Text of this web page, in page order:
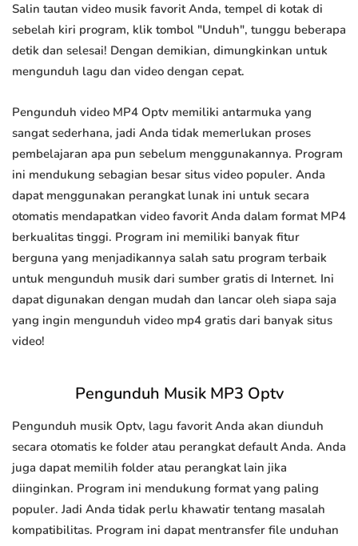
Salin tautan video musik favorit Anda, tempel di kotak di
sebelah kiri program, klik tombol "Unduh", tunggu beberapa
detik dan selesai! Dengan demikian, dimungkinkan untuk
mengunduh lagu dan video dengan cepat.
Pengunduh video MP4 Optv memiliki antarmuka yang
sangat sederhana, jadi Anda tidak memerlukan proses
pembelajaran apa pun sebelum menggunakannya. Program
ini mendukung sebagian besar situs video populer. Anda
dapat menggunakan perangkat lunak ini untuk secara
otomatis mendapatkan video favorit Anda dalam format MP4
berkualitas tinggi. Program ini memiliki banyak fitur
berguna yang menjadikannya salah satu program terbaik
untuk mengunduh musik dari sumber gratis di Internet. Ini
dapat digunakan dengan mudah dan lancar oleh siapa saja
yang ingin mengunduh video mp4 gratis dari banyak situs
video!
Pengunduh Musik MP3 Optv
Pengunduh musik Optv, lagu favorit Anda akan diunduh
secara otomatis ke folder atau perangkat default Anda. Anda
juga dapat memilih folder atau perangkat lain jika
diinginkan. Program ini mendukung format yang paling
populer. Jadi Anda tidak perlu khawatir tentang masalah
kompatibilitas. Program ini dapat mentransfer file unduhan